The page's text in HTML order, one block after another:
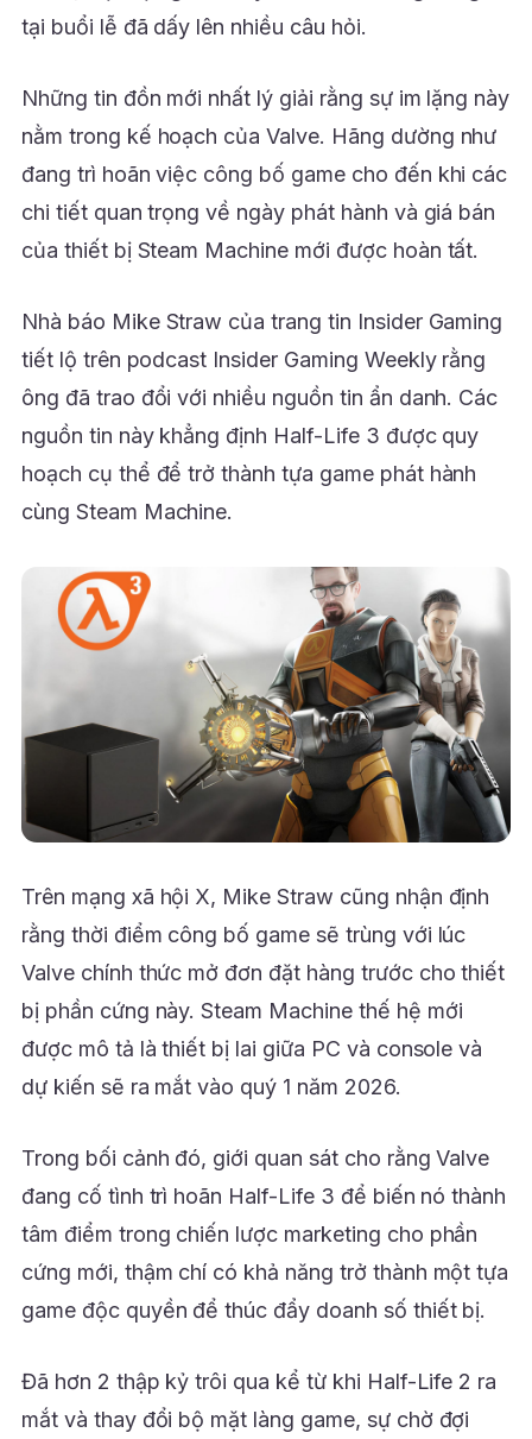
tại buổi lễ đã dấy lên nhiều câu hỏi.
Những tin đồn mới nhất lý giải rằng sự im lặng này
nằm trong kế hoạch của Valve. Hãng dường như
đang trì hoãn việc công bố game cho đến khi các
chi tiết quan trọng về ngày phát hành và giá bán
của thiết bị Steam Machine mới được hoàn tất.
Nhà báo Mike Straw của trang tin Insider Gaming
tiết lộ trên podcast Insider Gaming Weekly rằng
ông đã trao đổi với nhiều nguồn tin ẩn danh. Các
nguồn tin này khẳng định Half-Life 3 được quy
hoạch cụ thể để trở thành tựa game phát hành
cùng Steam Machine.
Trên mạng xã hội X, Mike Straw cũng nhận định
rằng thời điểm công bố game sẽ trùng với lúc
Valve chính thức mở đơn đặt hàng trước cho thiết
bị phần cứng này. Steam Machine thế hệ mới
được mô tả là thiết bị lai giữa PC và console và
dự kiến sẽ ra mắt vào quý 1 năm 2026.
Trong bối cảnh đó, giới quan sát cho rằng Valve
đang cố tình trì hoãn Half-Life 3 để biến nó thành
tâm điểm trong chiến lược marketing cho phần
cứng mới, thậm chí có khả năng trở thành một tựa
game độc quyền để thúc đẩy doanh số thiết bị.
Đã hơn 2 thập kỷ trôi qua kể từ khi Half-Life 2 ra
mắt và thay đổi bộ mặt làng game, sự chờ đợi